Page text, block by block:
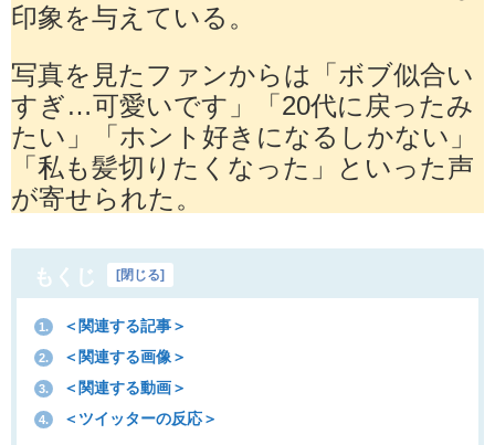
印象を与えている。
写真を見たファンからは「ボブ似合い
すぎ…可愛いです」「20代に戻ったみ
たい」「ホント好きになるしかない」
「私も髪切りたくなった」といった声
が寄せられた。
もくじ [閉じる]
1. ＜関連する記事＞
2. ＜関連する画像＞
3. ＜関連する動画＞
4. ＜ツイッターの反応＞